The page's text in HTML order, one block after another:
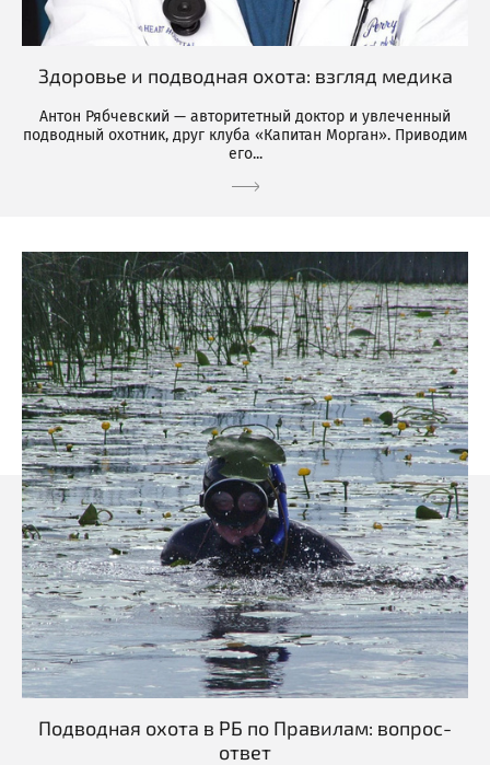
Здоровье и подводная охота: взгляд медика
Антон Рябчевский — авторитетный доктор и увлеченный
подводный охотник, друг клуба «Капитан Морган». Приводим
его...
Подводная охота в РБ по Правилам: вопрос-
ответ